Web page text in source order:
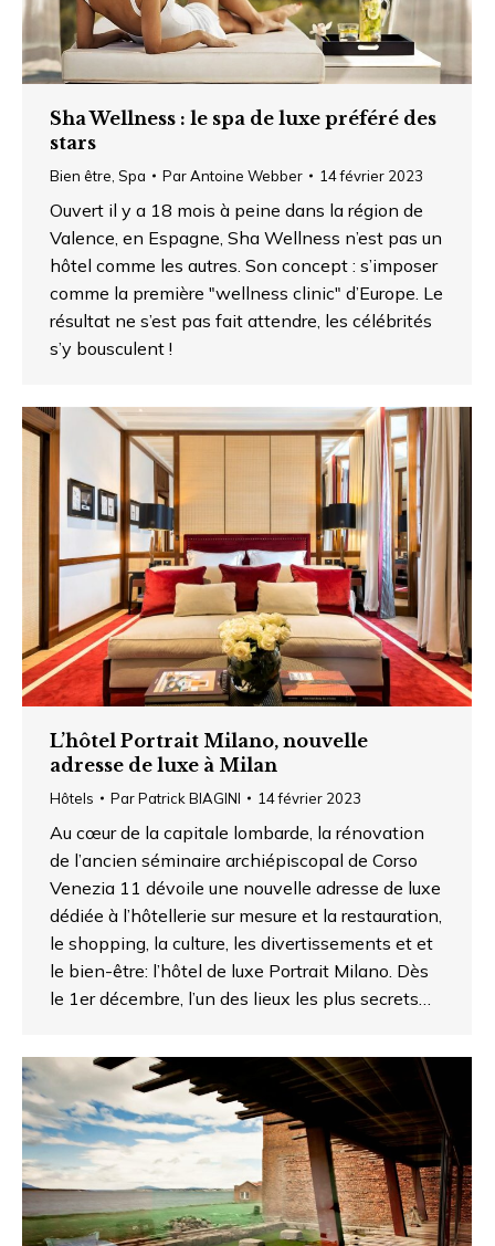
Sha Wellness : le spa de luxe préféré des
stars
Bien être Spa ParAntoine Webber 14 février 2023
Ouvert il y a 18 mois à peine dans la région de
Valence, en Espagne, Sha Wellness n’est pas un
hôtel comme les autres. Son concept : s’imposer
comme la première "wellness clinic" d’Europe. Le
résultat ne s’est pas fait attendre, les célébrités
s’y bousculent !
L’hôtel Portrait Milano, nouvelle
adresse de luxe à Milan
Hôtels ParPatrick BIAGINI 14 février 2023
Au cœur de la capitale lombarde, la rénovation
de l’ancien séminaire archiépiscopal de Corso
Venezia 11 dévoile une nouvelle adresse de luxe
dédiée à l’hôtellerie sur mesure et la restauration,
le shopping, la culture, les divertissements et et
le bien-être: l’hôtel de luxe Portrait Milano. Dès
le 1er décembre, l’un des lieux les plus secrets…